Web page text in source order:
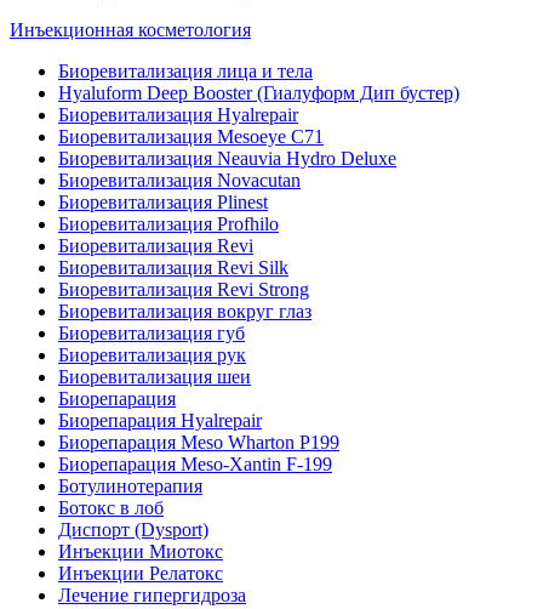
Инъекционная косметология
Биоревитализация лица и тела
Hyaluform Deep Booster (Гиалуформ Дип бустер)
Биоревитализация Hyalrepair
Биоревитализация Mesoeye C71
Биоревитализация Neauvia Hydro Deluxe
Биоревитализация Novacutan
Биоревитализация Plinest
Биоревитализация Profhilo
Биоревитализация Revi
Биоревитализация Revi Silk
Биоревитализация Revi Strong
Биоревитализация вокруг глаз
Биоревитализация губ
Биоревитализация рук
Биоревитализация шеи
Биорепарация
Биорепарация Hyalrepair
Биорепарация Meso Wharton P199
Биорепарация Meso-Xantin F-199
Ботулинотерапия
Ботокс в лоб
Диспорт (Dysport)
Инъекции Миотокс
Инъекции Релатокс
Лечение гипергидроза